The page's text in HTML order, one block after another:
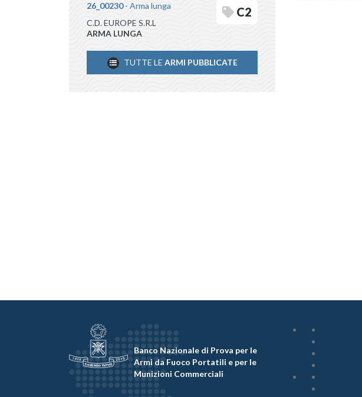
26_00230- Arma lunga
C.D. EUROPE S.R.L
ARMA LUNGA
C2
TUTTE LE ARMI PUBBLICATE
Banco Nazionale di Prova per le
Armi da Fuoco Portatili e per le
Munizioni Commerciali